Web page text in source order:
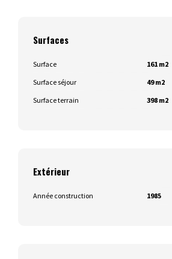
Surfaces
Surface
161 m2
Surface séjour
49 m2
Surface terrain
398 m2
Extérieur
Année construction 1985